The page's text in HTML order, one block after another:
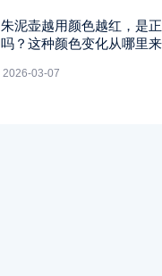
朱泥壶越用颜色越红，是
吗？这种颜色变化从哪里来
2026-03-07